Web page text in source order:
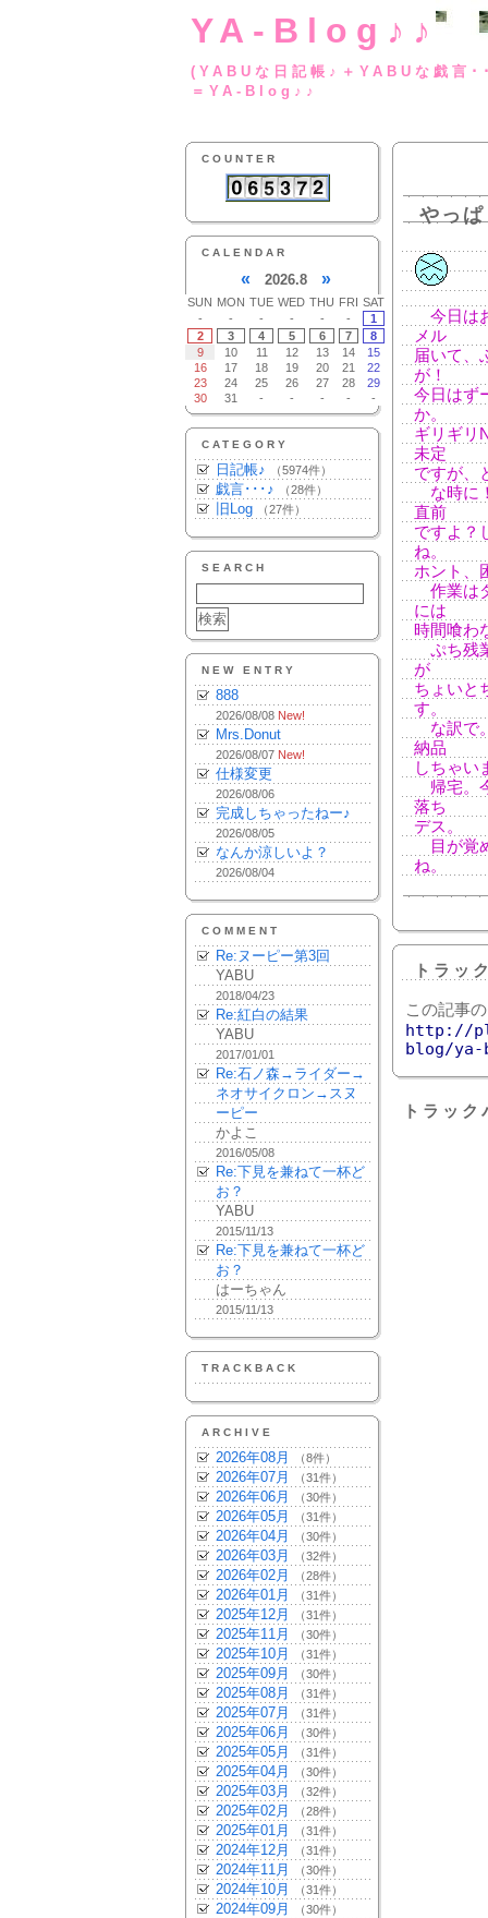
YA-Blog♪♪
(YABUな日記帳♪
＝YA-Blog♪♪
COUNTER
CALENDAR
« 2026.8 »
SUN MON TUE WED THU FRI SAT
-
- - - - -
1
2
3 4 5 6 7
8
9
10 11 12 13 14
15
16
17 18 19 20 21
22
23
24 25 26 27 28
29
30
31 - - - - -
CATEGORY
日記帳♪ （5974件）
戯言･･･♪ （28件）
旧Log （27件）
SEARCH
NEW ENTRY
888
2026/08/08 New!
Mrs.Donut
2026/08/07 New!
仕様変更
2026/08/06
完成しちゃったねー♪
2026/08/05
なんか涼しいよ？
2026/08/04
COMMENT
Re:ヌーピー第3回
YABU
2018/04/23
Re:紅白の結果
YABU
2017/01/01
Re:石ノ森→ライダー→
ネオサイクロン→スヌ
ーピー
かよこ
2016/05/08
Re:下見を兼ねて一杯ど
お？
YABU
2015/11/13
Re:下見を兼ねて一杯ど
お？
はーちゃん
2015/11/13
TRACKBACK
ARCHIVE
2026年08月 （8件）
2026年07月 （31件）
2026年06月 （30件）
2026年05月 （31件）
2026年04月 （30件）
2026年03月 （32件）
2026年02月 （28件）
2026年01月 （31件）
2025年12月 （31件）
2025年11月 （30件）
2025年10月 （31件）
2025年09月 （30件）
2025年08月 （31件）
2025年07月 （31件）
2025年06月 （30件）
2025年05月 （31件）
2025年04月 （30件）
2025年03月 （32件）
2025年02月 （28件）
2025年01月 （31件）
2024年12月 （31件）
2024年11月 （30件）
2024年10月 （31件）
2024年09月 （30件）
やっ
今日は
メル
届いて、
が！
今日はず
か。
ギリギリ
未定
ですが、
な時に
直前
ですよ？
ね。
ホント、
作業は
には
時間喰わ
ぷち残
が
ちょいと
す。
な訳で
納品
しちゃい
帰宅。
落ち
デス。
目が覚
ね。
トラッ
この記事
http://
blog/ya-
トラッ